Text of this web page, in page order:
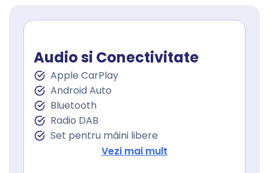
Audio si Conectivitate
Apple CarPlay
Android Auto
Bluetooth
Radio DAB
Set pentru mâini libere
Vezi mai mult